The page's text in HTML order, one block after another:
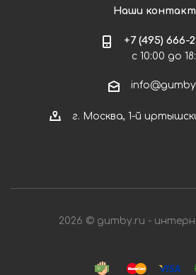
Наши
+7 (495) 666-
с 10:00 до
г. Москва, 1-й
2026 © gumby.ru -